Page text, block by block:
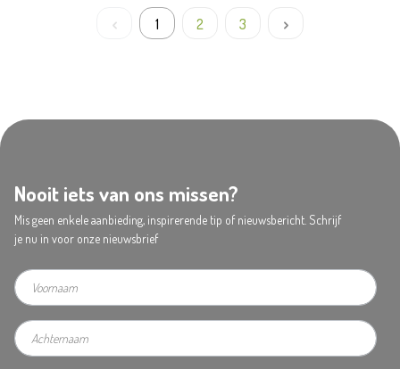
1 2 3
Nooit iets van ons missen?
Mis geen enkele aanbieding, inspirerende tip of nieuwsbericht. Schrijf
je nu in voor onze nieuwsbrief